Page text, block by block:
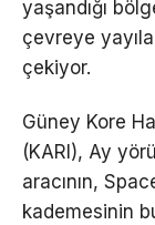
yaşandığı
çevreye
çekiyor.
Güney Kore
(KARI), Ay
aracının,
kademesinin